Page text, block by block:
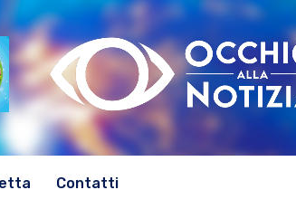
Contatti